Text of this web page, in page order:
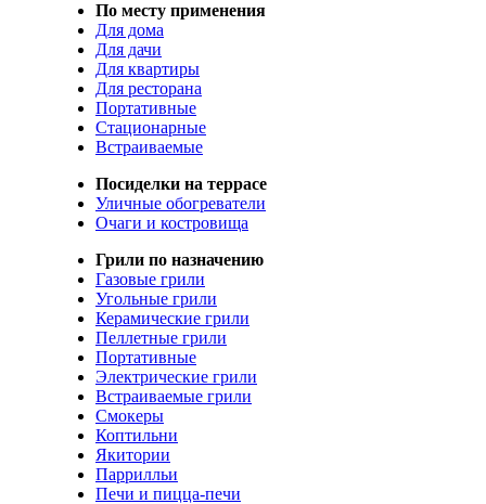
По месту применения
Для дома
Для дачи
Для квартиры
Для ресторана
Портативные
Стационарные
Встраиваемые
Посиделки на террасе
Уличные обогреватели
Очаги и костровища
Грили по назначению
Газовые грили
Угольные грили
Керамические грили
Пеллетные грили
Портативные
Электрические грили
Встраиваемые грили
Смокеры
Коптильни
Якитории
Паррилльи
Печи и пицца-печи